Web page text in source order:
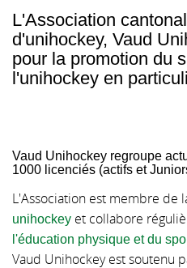
L'Association
d'unihockey, Vaud
pour la promotion du
l'unihockey en
Vaud Unihockey regroupe
1000 licenciés (actifs et
L'Association est membre de
unihockey et collabore
l'éducation physique et du
Vaud Unihockey est soutenu